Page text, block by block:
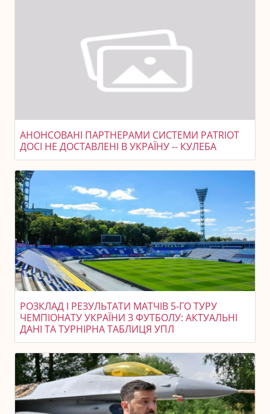
АНОНСОВАНІ ПАРТНЕРАМИ СИСТЕМИ PATRIOT
ДОСІ НЕ ДОСТАВЛЕНІ В УКРАЇНУ -- КУЛЕБА
РОЗКЛАД І РЕЗУЛЬТАТИ МАТЧІВ 5-ГО ТУРУ
ЧЕМПІОНАТУ УКРАЇНИ З ФУТБОЛУ: АКТУАЛЬНІ
ДАНІ ТА ТУРНІРНА ТАБЛИЦЯ УПЛ